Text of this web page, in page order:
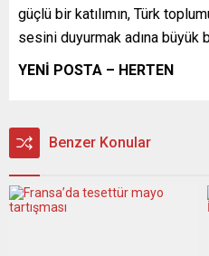
güçlü bir katılımın, Türk
sesini duyurmak adına büyük
YENİ POSTA – HERTEN
Benzer Konular